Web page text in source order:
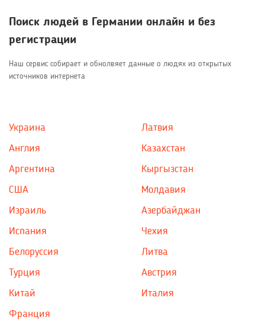
Поиск людей в Германии онлайн и без
регистрации
Наш сервис собирает и обнолвяет данные о людях из открытых
источников интернета
Украина
Англия
Аргентина
США
Израиль
Латвия
Казахстан
Кыргызстан
Молдавия
Азербайджан
Испания
Белоруссия
Турция
Китай
Франция
Чехия
Литва
Австрия
Италия